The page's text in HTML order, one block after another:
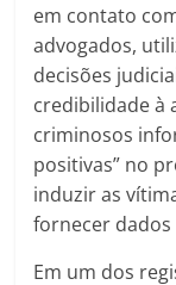
em contato
advogados,
decisões
credibilidade à
criminosos
positivas” no
induzir as
fornecer dados
Em um dos